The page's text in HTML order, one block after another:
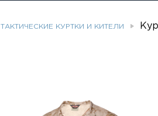
ТАКТИЧЕСКИЕ КУРТКИ И КИТЕЛИ